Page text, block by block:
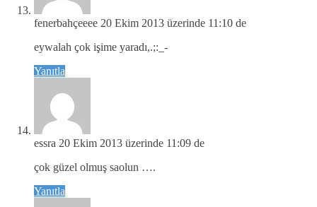
fenerbahçeeee 20 Ekim 2013 üzerinde 11:10 de
eywalah çok işime yaradı,.;:_-
Yanıtla
essra 20 Ekim 2013 üzerinde 11:09 de
çok güzel olmuş saolun ….
Yanıtla